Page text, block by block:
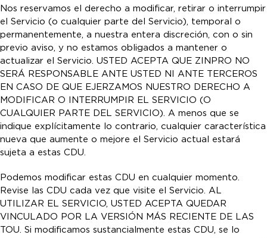
Nos reservamos el derecho a modificar, retirar o interrumpir
el Servicio (o cualquier parte del Servicio), temporal o
permanentemente, a nuestra entera discreción, con o sin
previo aviso, y no estamos obligados a mantener o
actualizar el Servicio. USTED ACEPTA QUE ZINPRO NO
SERÁ RESPONSABLE ANTE USTED NI ANTE TERCEROS
EN CASO DE QUE EJERZAMOS NUESTRO DERECHO A
MODIFICAR O INTERRUMPIR EL SERVICIO (O
CUALQUIER PARTE DEL SERVICIO). A menos que se
indique explícitamente lo contrario, cualquier característica
nueva que aumente o mejore el Servicio actual estará
sujeta a estas CDU.
Podemos modificar estas CDU en cualquier momento.
Revise las CDU cada vez que visite el Servicio. AL
UTILIZAR EL SERVICIO, USTED ACEPTA QUEDAR
VINCULADO POR LA VERSIÓN MÁS RECIENTE DE LAS
TOU. Si modificamos sustancialmente estas CDU, se lo